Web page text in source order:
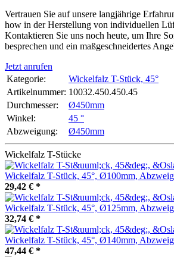
Vertrauen Sie auf unsere langjährige
how in der Herstellung von individuellen
Kontaktieren Sie uns noch heute, um Ihre
besprechen und ein maßgeschneidertes
Jetzt anrufen
Kategorie:
Wickelfalz T-Stück, 45°
Artikelnummer: 10032.450.450.45
Durchmesser‍:
Ø450mm
Winkel‍:
45 °
Abzweigung‍:
Ø450mm
Wickelfalz T-Stücke
Wickelfalz T-Stück, 45°, Ø100mm,
29,42 € *
Wickelfalz T-Stück, 45°, Ø125mm,
32,74 € *
Wickelfalz T-Stück, 45°, Ø140mm,
47,44 € *